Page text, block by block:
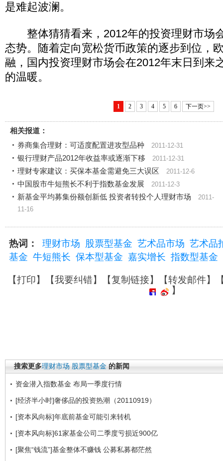
是难起波澜。
整体猜猜看来，2012年的投资理财市场
态势。随着定向宽松货币政策的逐步到位，
融，国内投资理财市场会在2012年末日到来
的温暖。
1 2 3 4 5 6 下一页>>
相关报道：
券商集合理财：可适度配置进攻型品种
2011-12-31
银行理财产品2012年收益率或逐渐下移 2011-12-31
理财专家建议：买保本基金需避免三大误区 2011-12-6
中国股市牛短熊长不利于指数基金发展 2011-12-3
新基金平均募集份额创新低 投资者转投个人理财市场 2011-
11-16
热词： 理财市场 股票型基金 艺术品市场 艺术品
基金 牛短熊长 保本型基金 嘉实增长 指数型基金
【打印】【我要纠错】【复制链接】【转发邮件】
】
搜索更多理财市场 股票型基金 的新闻
资金潜入指数基金 布局一季度行情
[经济半小时]奢侈品的投资热潮（20110919）
[资本风向标]年底前基金可能引来转机
[资本风向标]61家基金公司二季度亏损近900亿
[聚焦“钱流”]基金整体不赚钱 公募私募都茫然